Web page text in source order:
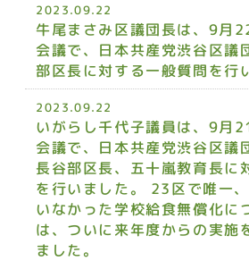
2023.09.22
牛尾まさみ区議団長は、9月
会議で、日本共産党渋谷区議
部区長に対する一般質問を行
2023.09.22
いがらし千代子議員は、9月
会議で、日本共産党渋谷区議
長谷部区長、五十嵐教育長に
を行いました。 23区で唯一
いなかった学校給食無償化に
は、ついに来年度からの実施
ました。